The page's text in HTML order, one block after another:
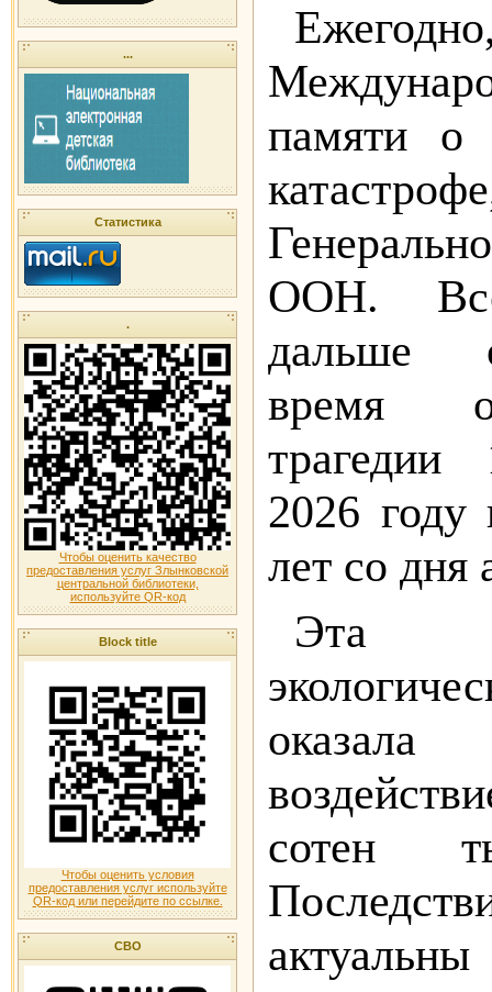
...
Статистика
.
Чтобы оценить качество
предоставления услуг Злынковской
центральной библиотеки,
используйте QR-код
Block title
Чтобы оценить условия
предоставления услуг используйте
QR-код или перейдите по ссылке.
СВО
памяти о
ООН.
дальше
время
2026 году
лет со дня
Эта
сотен